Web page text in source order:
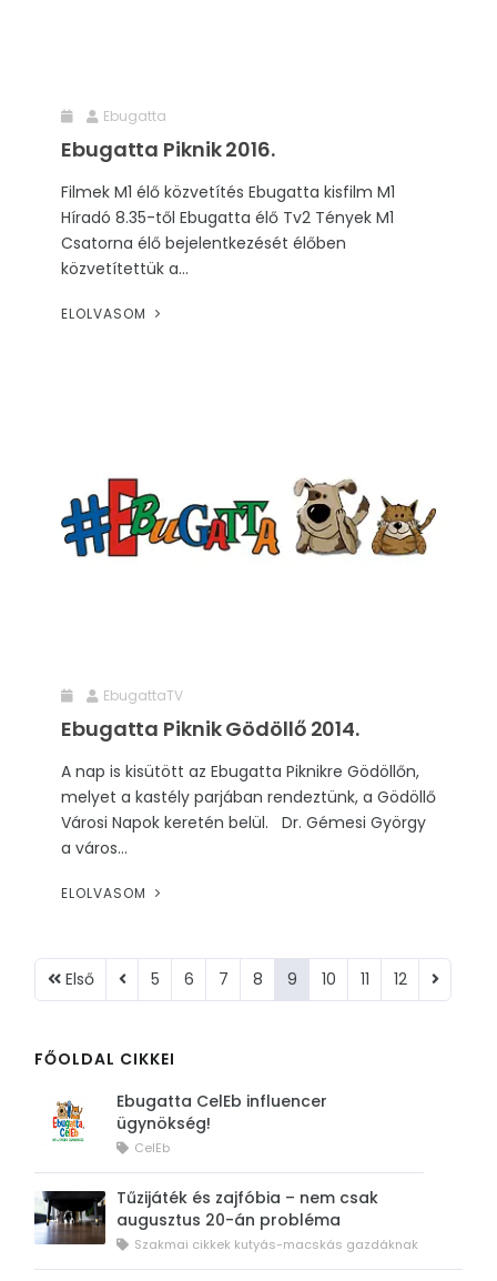
Ebugatta
Ebugatta Piknik 2016.
Filmek M1 élő közvetítés Ebugatta kisfilm M1
Híradó 8.35-től Ebugatta élő Tv2 Tények M1
Csatorna élő bejelentkezését élőben
közvetítettük a...
ELOLVASOM
EbugattaTV
Ebugatta Piknik Gödöllő 2014.
A nap is kisütött az Ebugatta Piknikre Gödöllőn,
melyet a kastély parjában rendeztünk, a Gödöllő
Városi Napok keretén belül. Dr. Gémesi György
a város...
ELOLVASOM
Első 5 6 7 8 9 10 11 12
FŐOLDAL CIKKEI
Ebugatta CelEb influencer
ügynökség!
CelEb
Tűzijáték és zajfóbia – nem csak
augusztus 20-án probléma
Szakmai cikkek kutyás-macskás gazdáknak